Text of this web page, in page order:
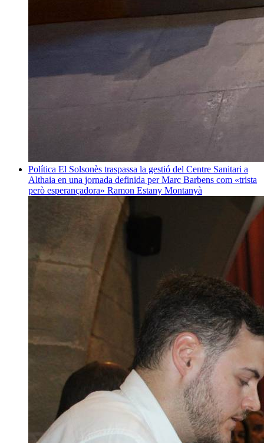
Política El Solsonès traspassa la gestió del Centre Sanitari a
Althaia en una jornada definida per Marc Barbens com «trista
però esperançadora» Ramon Estany Montanyà